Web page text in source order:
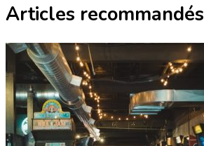
Articles recommandés